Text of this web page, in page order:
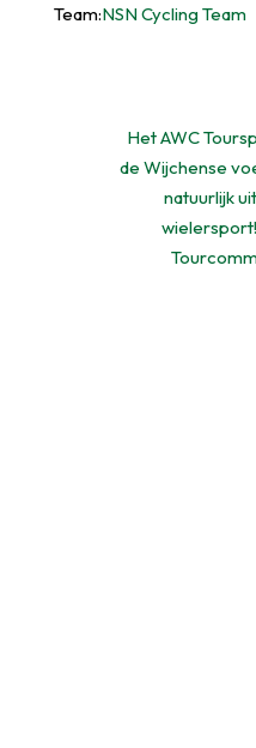
Team:NSN Cycling Team
Het AWC
de Wijchense
natuurlijk